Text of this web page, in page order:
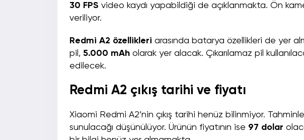
30 FPS video kaydı yapabildiği de açıklanmakta. Ön
veriliyor.
Redmi A2 özellikleri arasında batarya özellikleri de yer
pil, 5.000 mAh olarak yer alacak. Çıkarılamaz pil
edilecek.
Redmi A2 çıkış tarihi ve fiyatı
Xiaomi Redmi A2’nin çıkış tarihi henüz bilinmiyor.
sunulacağı düşünülüyor. Ürünün fiyatının ise 97 dolar